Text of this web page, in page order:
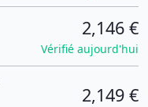
2,146 €
Vérifié aujourd'hui
2,149 €